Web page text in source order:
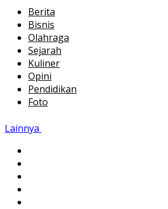
Berita
Bisnis
Olahraga
Sejarah
Kuliner
Opini
Pendidikan
Foto
Lainnya